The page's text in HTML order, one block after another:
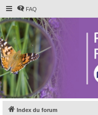
FAQ
Index du forum